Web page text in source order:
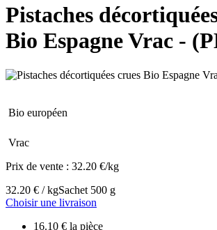
Pistaches
Bio Espagne Vrac -
Bio européen
Vrac
Prix de vente : 32.20 €/kg
32.20 € / kgSachet 500 g
Choisir une livraison
16.10 € la pièce